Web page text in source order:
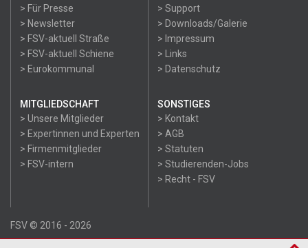
> Für Presse
> Newsletter
> FSV-aktuell Straße
> FSV-aktuell Schiene
> Eurokommunal
> Support
> Downloads/Galerie
> Impressum
> Links
> Datenschutz
MITGLIEDSCHAFT
> Unsere Mitglieder
> Expertinnen und Experten
> Firmenmitglieder
> FSV-intern
SONSTIGES
> Kontakt
> AGB
> Statuten
> Studierenden-Jobs
> Recht - FSV
FSV © 2016 - 2026